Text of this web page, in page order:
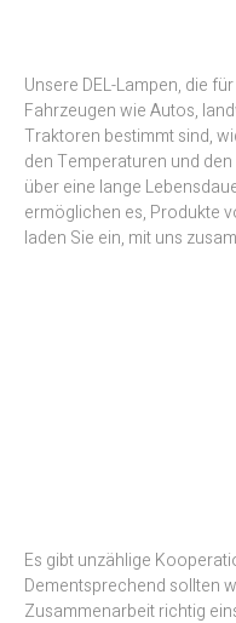
Unsere DEL-Lampen, die
Fahrzeugen wie Autos,
Traktoren bestimmt sind,
den Temperaturen und
über eine lange
ermöglichen es, Produkte
laden Sie ein, mit uns
Es gibt unzählige
Dementsprechend sollten
Zusammenarbeit richtig